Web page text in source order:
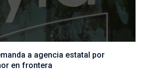
a agencia estatal por
en frontera